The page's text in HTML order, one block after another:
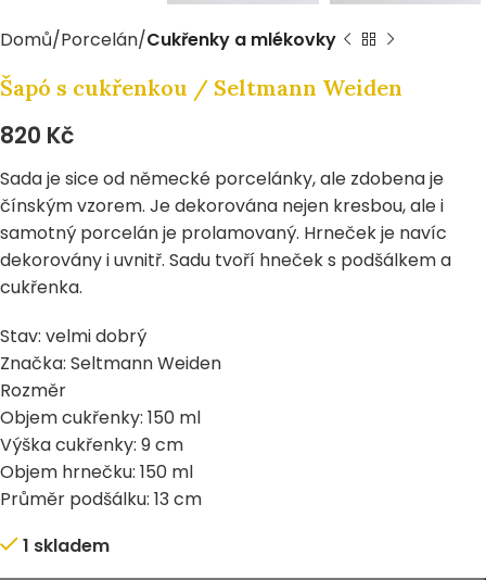
Domů Porcelán Cukřenky a mlékovky
Šapó s cukřenkou / Seltmann Weiden
820 Kč
Sada je sice od německé porcelánky, ale zdobena je
čínským vzorem. Je dekorována nejen kresbou, ale i
samotný porcelán je prolamovaný. Hrneček je navíc
dekorovány i uvnitř. Sadu tvoří hneček s podšálkem a
cukřenka.
Stav: velmi dobrý
Značka: Seltmann Weiden
Rozměr
Objem cukřenky: 150 ml
Výška cukřenky: 9 cm
Objem hrnečku: 150 ml
Průměr podšálku: 13 cm
1 skladem